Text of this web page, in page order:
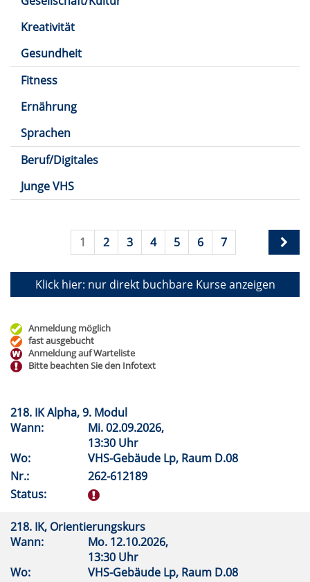
Kreativität
Gesundheit
Fitness
Ernährung
Sprachen
Beruf/Digitales
Junge VHS
1 2 3 4 5 6 7
Klick hier: nur direkt buchbareKurse anzeigen
Anmeldung möglich
fast ausgebucht
Anmeldung auf Warteliste
Bitte beachten Sie den Infotext
218. IK Alpha, 9. Modul
Wann:
Mi.02.09.2026,
13:30 Uhr
Wo:
VHS-Gebäude Lp, Raum D.08
Nr.:
262-612189
Status:
218. IK, Orientierungskurs
Wann:
Mo. 12.10.2026,
13:30 Uhr
Wo:
VHS-Gebäude Lp, Raum D.08